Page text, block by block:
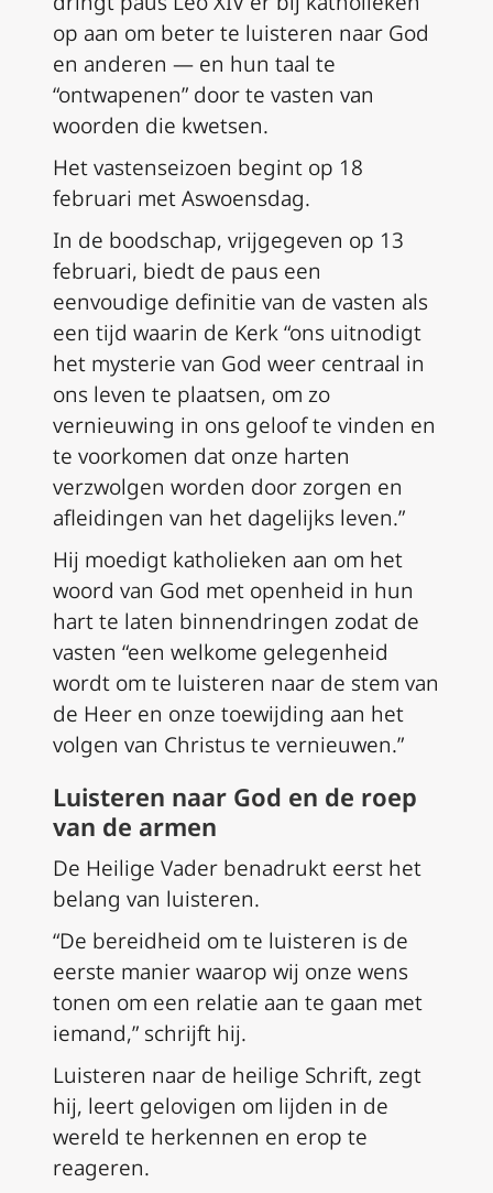
op aan om beter te luisteren naar God
en anderen — en hun taal te
“ontwapenen” door te vasten van
woorden die kwetsen.
Het vastenseizoen begint op 18
februari met Aswoensdag.
In de boodschap, vrijgegeven op 13
februari, biedt de paus een
eenvoudige definitie van de vasten als
een tijd waarin de Kerk “ons uitnodigt
het mysterie van God weer centraal in
ons leven te plaatsen, om zo
vernieuwing in ons geloof te vinden en
te voorkomen dat onze harten
verzwolgen worden door zorgen en
afleidingen van het dagelijks leven.”
Hij moedigt katholieken aan om het
woord van God met openheid in hun
hart te laten binnendringen zodat de
vasten “een welkome gelegenheid
wordt om te luisteren naar de stem van
de Heer en onze toewijding aan het
volgen van Christus te vernieuwen.”
Luisteren naar God en de roep
van de armen
De Heilige Vader benadrukt eerst het
belang van luisteren.
“De bereidheid om te luisteren is de
eerste manier waarop wij onze wens
tonen om een relatie aan te gaan met
iemand,” schrijft hij.
Luisteren naar de heilige Schrift, zegt
hij, leert gelovigen om lijden in de
wereld te herkennen en erop te
reageren.